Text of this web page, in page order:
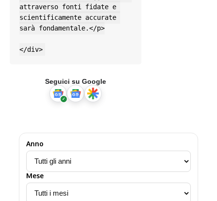
attraverso fonti fidate e
scientificamente accurate
sarà fondamentale.</p>
</div>
Seguici su Google
Anno
Mese